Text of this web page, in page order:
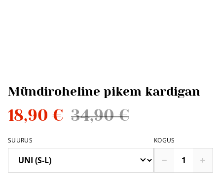
Mündiroheline pikem kardigan
18,90 € 34,90 €
SUURUS KOGUS